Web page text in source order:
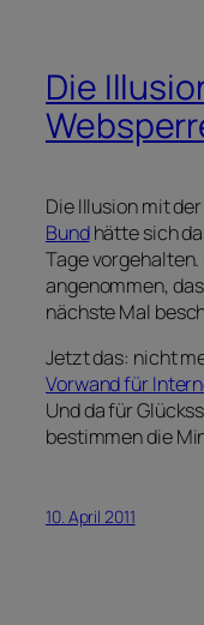
Die
Die Illusion mit der
Bundhätte sich
Tage
angenommen,
nächste Mal
Jetzt das: nicht
Vorwand für
Und da für
bestimmen die
10. April 2011